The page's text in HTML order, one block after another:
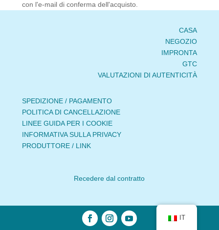
con l'e-mail di conferma dell'acquisto.
CASA
NEGOZIO
IMPRONTA
GTC
VALUTAZIONI DI AUTENTICITÀ
SPEDIZIONE / PAGAMENTO
POLITICA DI CANCELLAZIONE
LINEE GUIDA PER I COOKIE
INFORMATIVA SULLA PRIVACY
PRODUTTORE / LINK
Recedere dal contratto